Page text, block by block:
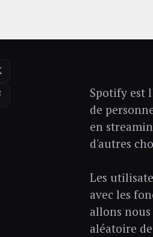
Spotify est
de
en
d'autres
Les
avec les
allons
aléatoire